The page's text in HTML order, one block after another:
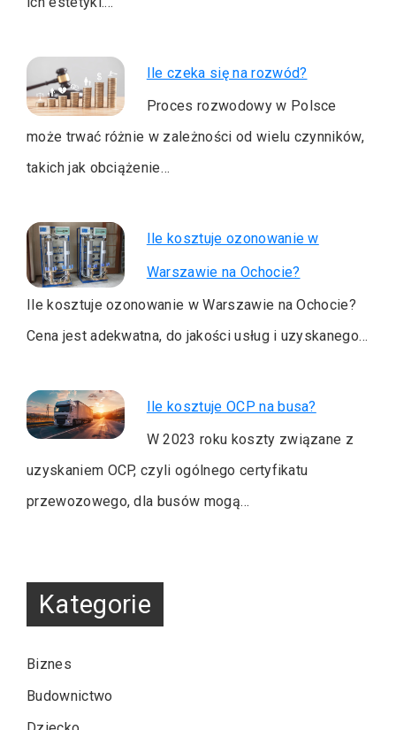
Ile czeka się na rozwód?
Proces rozwodowy w Polsce
może trwać różnie w zależności od wielu czynników,
takich jak obciążenie…
Ile kosztuje ozonowanie w
Warszawie na Ochocie?
Ile kosztuje ozonowanie w Warszawie na Ochocie?
Cena jest adekwatna, do jakości usług i uzyskanego…
Ile kosztuje OCP na busa?
W 2023 roku koszty związane z
uzyskaniem OCP, czyli ogólnego certyfikatu
przewozowego, dla busów mogą…
Kategorie
Biznes
Budownictwo